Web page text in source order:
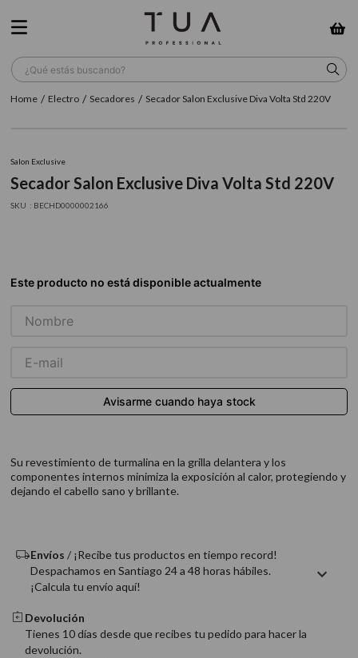
¿Qué estás buscando?
Electro Secadores Secador Salon Exclusive Diva Volta Std 220V
Salon Exclusive
Secador Salon Exclusive Diva Volta Std 220V
: BECHD0000002166
Su revestimiento de turmalina en la grilla delantera y los
componentes internos minimiza la exposición al calor, protegiendo y
dejando el cabello sano y brillante.
Envíos / ¡Recibe tus productos en tiempo record!
Despachamos en Santiago 24 a 48 horas hábiles.
¡Calcula tu envío aquí!
Devolución
Tienes 10 días desde que recibes tu pedido para hacer la
devolución.
TÉRMINOS MÁS BUSCADOS
6. gama
9. acondicionador
protector térmico